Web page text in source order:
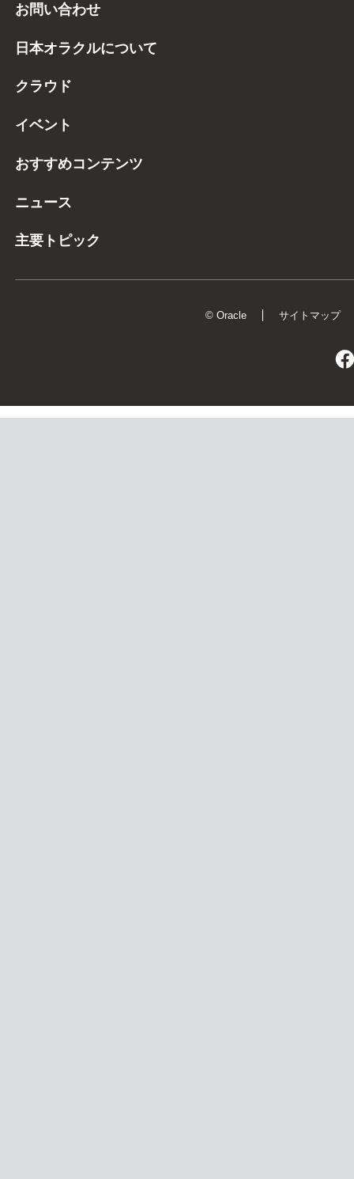
お問い合わせ
日本オラクルについて
クラウド
イベント
おすすめコンテンツ
ニュース
主要トピック
© Oracle サイトマップ